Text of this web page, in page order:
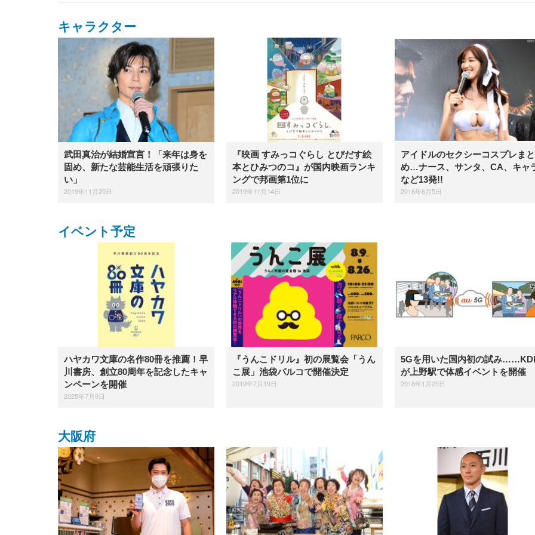
キャラクター
武田真治が結婚宣言！「来年は身を
固め、新たな芸能生活を頑張りた
い」
2019年11月20日
『映画 すみっコぐらし とびだす絵
本とひみつのコ』が国内映画ランキ
ングで邦画第1位に
2019年11月14日
アイドルのセクシーコスプレまと
め…ナース、サンタ、CA、キャ
など13発!!
2016年6月5日
イベント予定
ハヤカワ文庫の名作80冊を推薦！早
川書房、創立80周年を記念したキャ
ンペーンを開催
2025年7月9日
『うんこドリル』初の展覧会「うん
こ展」池袋パルコで開催決定
2019年7月19日
5Gを用いた国内初の試み
が上野駅で体感イベントを開催
2018年1月25日
大阪府